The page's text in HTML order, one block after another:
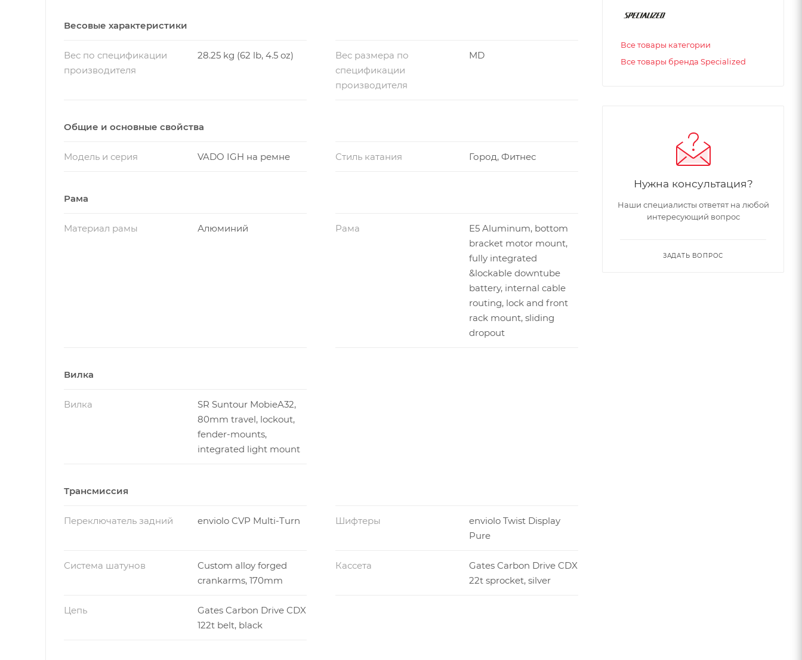
Весовые характеристики
Вес по спецификации
производителя
28.25 kg (62 lb, 4.5 oz)
Вес размера по
спецификации
производителя
MD
Общие и основные свойства
Модель и серия VADO IGH на ремне Стиль катания Город, Фитнес
Рама
Материал рамы Алюминий Рама
E5 Aluminum, bottom
bracket motor mount,
fully integrated
&lockable downtube
battery, internal cable
routing, lock and front
rack mount, sliding
dropout
Вилка
Вилка
SR Suntour MobieA32,
80mm travel, lockout,
fender-mounts,
integrated light mount
Трансмиссия
Переключатель задний enviolo CVP Multi-Turn Шифтеры
enviolo Twist Display
Pure
Система шатунов
Custom alloy forged
crankarms, 170mm
Кассета
Gates Carbon Drive CDX
22t sprocket, silver
Цепь
Gates Carbon Drive CDX
122t belt, black
Все товары категории
Все товары бренда Specialized
Нужна консультация?
Наши специалисты ответят на любой
интересующий вопрос
ЗАДАТЬ ВОПРОС